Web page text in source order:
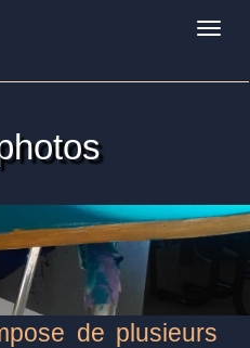
Toggle
de plusieurs